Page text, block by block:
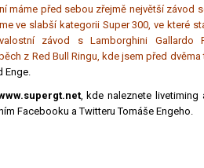
máme před sebou zřejmě největší závod
ve slabší kategorii Super 300, ve které
závod s Lamborghini Gallardo
z Red Bull Ringu, kde jsem před dvěma
Enge.
, kde naleznete livetiming
Facebooku a Twitteru Tomáše Engeho.